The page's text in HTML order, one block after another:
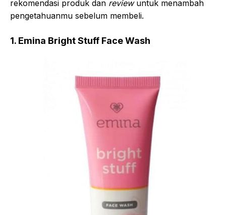
rekomendasi produk dan review untuk menambah
pengetahuanmu sebelum membeli.
1. Emina Bright Stuff Face Wash